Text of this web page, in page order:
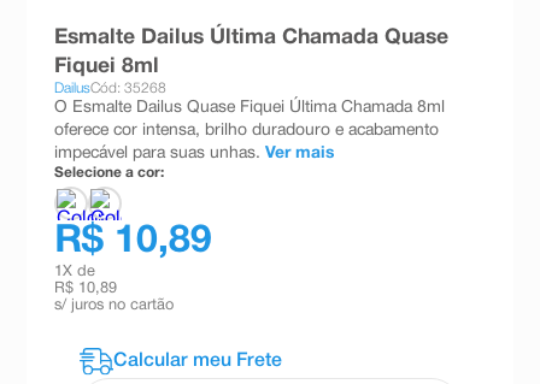
Esmalte Dailus Última Chamada Quase
Fiquei 8ml
DailusCód: 35268
O Esmalte Dailus Quase Fiquei Última Chamada 8ml
oferece cor intensa, brilho duradouro e acabamento
impecável para suas unhas. Ver mais
Selecione a cor:
R$ 10,89
1 X de
R$ 10,89
s/ juros no cartão
teste gravidez
esmalte
10ºabsorvente